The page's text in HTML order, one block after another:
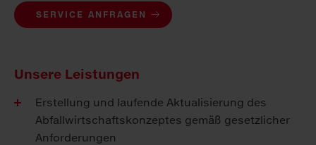
SERVICE ANFRAGEN
Unsere Leistungen
Erstellung und laufende Aktualisierung des
Abfallwirtschaftskonzeptes gemäß gesetzlicher
Anforderungen